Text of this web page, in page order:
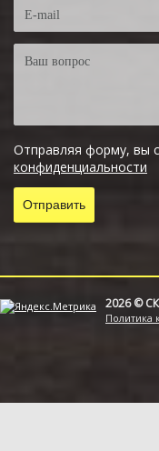
Отправляя форму, вы
конфиденциальности
2026 ©
Политика